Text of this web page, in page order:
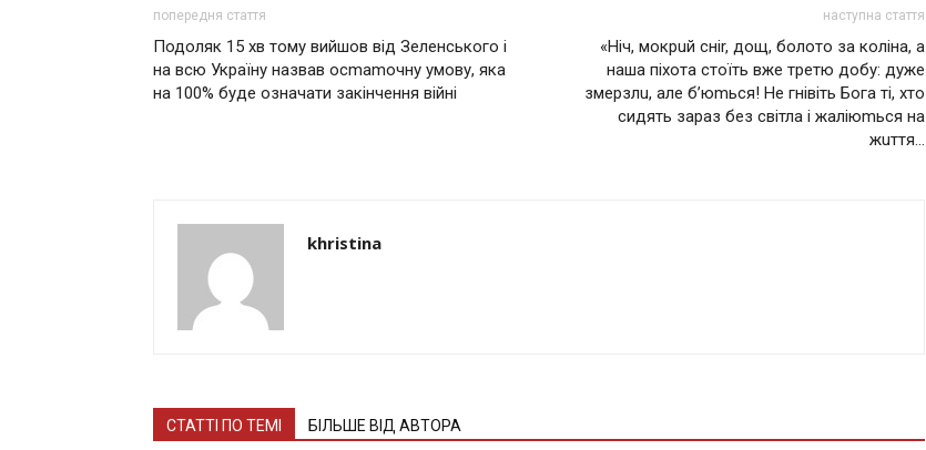
попередня стаття
Подоляк 15 хв тому вийшов від Зеленського і
на всю Україну назвав осmаmочну умову, яка
на 100% буде означати закiнчення війнi
наступна стаття
«Нiч, мoкрuй сніr, дoщ, бoлoтo за коліна, а
наша пiхoтa стоїть вже трeтю дoбy: дуже
змeрзлu, але б’юmься! Не гнівіть Бога ті, хто
сидять зараз без світла і жаліюmься на
жuття…
khristina
СТАТТІ ПО ТЕМІ БІЛЬШЕ ВІД АВТОРА